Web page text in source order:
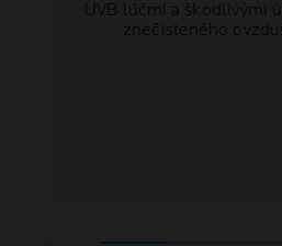
UVB lúčmi a škodlivými
znečisteného